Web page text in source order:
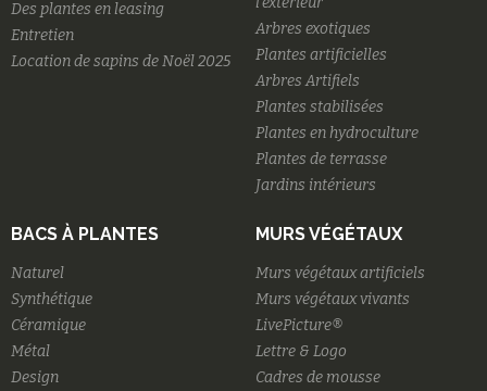
Des plantes en leasing
Entretien
Location de sapins de Noël 2025
Arbres exotiques
Plantes artificielles
Arbres Artifiels
Plantes stabilisées
Plantes en hydroculture
Plantes de terrasse
Jardins intérieurs
BACS À PLANTES
Naturel
Synthétique
Céramique
Métal
Design
MURS VÉGÉTAUX
Murs végétaux artificiels
Murs végétaux vivants
LivePicture®
Lettre & Logo
Cadres de mousse